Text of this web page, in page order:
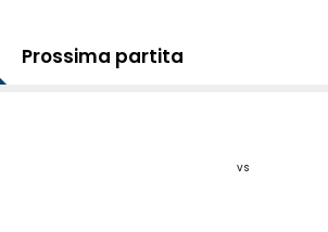
Prossima partita
vs